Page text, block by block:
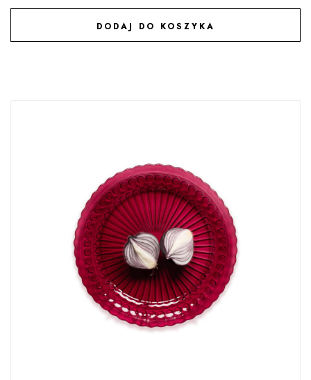
DODAJ DO KOSZYKA
DODAJ DO ULUBIONYCH